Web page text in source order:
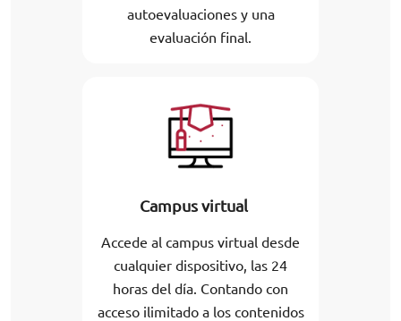
autoevaluaciones y una
evaluación final.
Campus virtual
Accede al campus virtual desde
cualquier dispositivo, las 24
horas del día. Contando con
acceso ilimitado a los contenidos